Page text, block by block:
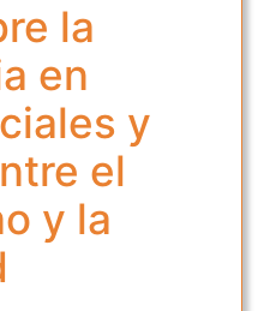
la
en
y
el
y la